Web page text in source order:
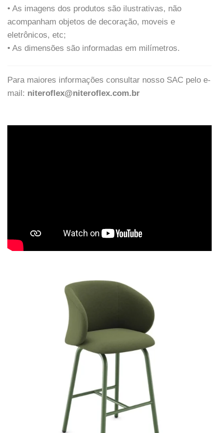
• As imagens dos produtos são ilustrativas, não
acompanham objetos de decoração, moveis e
eletrônicos, etc;
• As dimensões são informadas em milímetros.
Para maiores informações consultar nosso SAC pelo e-
mail: niteroflex@niteroflex.com.br